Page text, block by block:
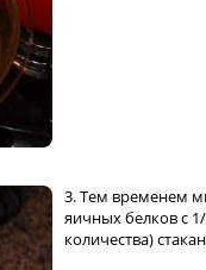
3. Тем временем
яичных белков с
количества)